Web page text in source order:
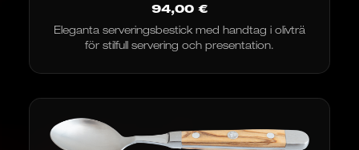
94,00 €
Eleganta serveringsbestick med handtag i olivträ
för stilfull servering och presentation.